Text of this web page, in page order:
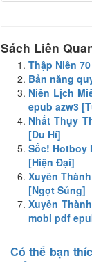
Sách Liên
Thập Niên 70
Bản năng
Niên Lịch
epub azw3
Nhất Thụy
[Du Hí]
Sốc! Hotboy
[Hiện Đại]
Xuyên
[Ngọt Sủng]
Xuyên
mobi pdf
Có thể bạn